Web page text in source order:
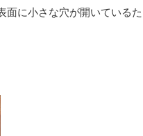
面に小さな穴が開いているた